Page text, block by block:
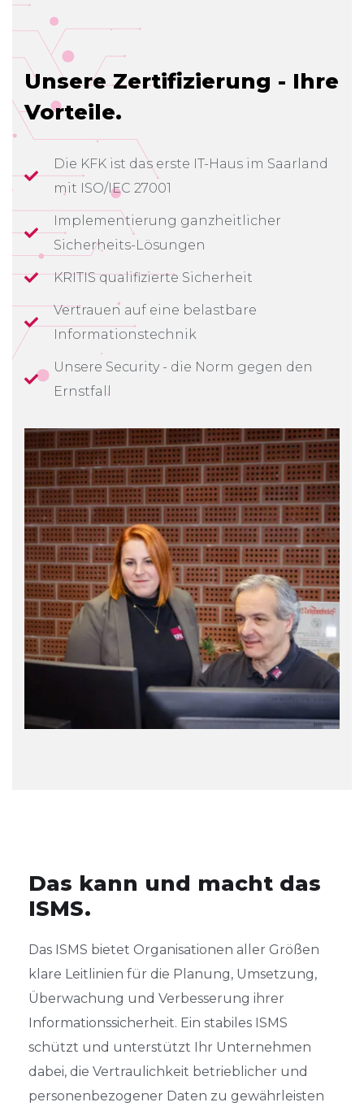
Unsere Zertifizierung - Ihre
Vorteile.
Die KFK ist das erste IT-Haus im Saarland
mit ISO/IEC 27001
Implementierung ganzheitlicher
Sicherheits-Lösungen
KRITIS qualifizierte Sicherheit
Vertrauen auf eine belastbare
Informationstechnik
Unsere Security - die Norm gegen den
Ernstfall
Das kann und macht das
ISMS.
Das ISMS bietet Organisationen aller Größen
klare Leitlinien für die Planung, Umsetzung,
Überwachung und Verbesserung ihrer
Informationssicherheit. Ein stabiles ISMS
schützt und unterstützt Ihr Unternehmen
dabei, die Vertraulichkeit betrieblicher und
personenbezogener Daten zu gewährleisten